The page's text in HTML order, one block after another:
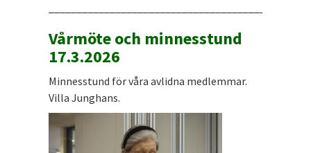
Vårmöte och minnesstund
17.3.2026
Minnesstund för våra avlidna medlemmar.
Villa Junghans.